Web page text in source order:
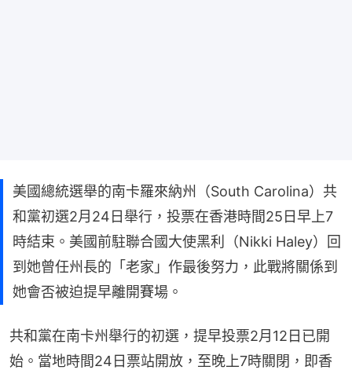
美國總統選舉的南卡羅來納州（South Carolina）共
和黨初選2月24日舉行，投票在香港時間25日早上7
時結束。美國前駐聯合國大使黑利（Nikki Haley）回
到她曾任州長的「老家」作最後努力，此戰將關係到
她會否被迫提早離開賽場。
共和黨在南卡州舉行的初選，提早投票2月12日已開
始。當地時間24日票站開放，至晚上7時關閉，即香